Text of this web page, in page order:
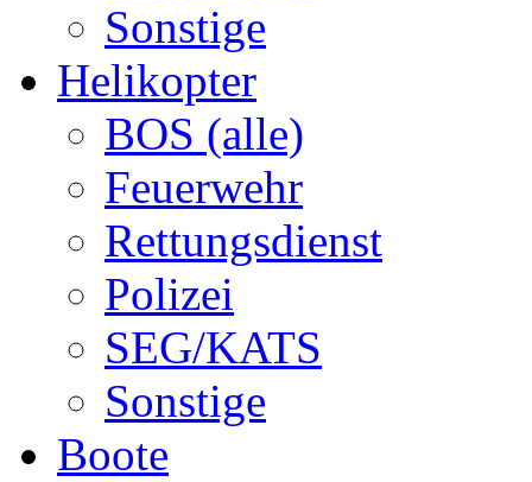
Sonstige
Helikopter
BOS (alle)
Feuerwehr
Rettungsdienst
Polizei
SEG/KATS
Sonstige
Boote